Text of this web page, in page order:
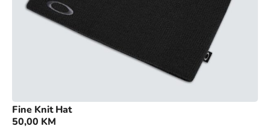
Fine Knit Hat
50,00 KM